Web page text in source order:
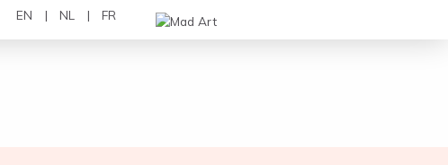
EN NL FR